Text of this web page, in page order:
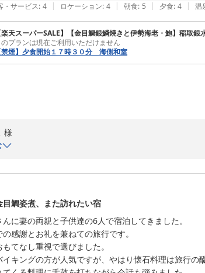
・サービス: 4 | ロケーション: 4 | 朝食: 5 | 夕食: 4 | 温
楽天スーパーSALE】【金目鯛銀鱗焼きと伊勢海老・鮑】稲取銀
のプランは現在ご利用いただけません
煙】夕食開始１７時３０分 海側和室
様
のご感想をお寄せいただきましたこと 心より御礼申
スペースにつきまして 老舗ならではの趣を感じていた
でのお飲み物や ご滞在中のサービスもお楽しみいた
ートしたい」とのお言葉は 私どもにとりまして何よ
心地よいひとときと変わらぬおもてなしをご用意し
目鯛姿煮、また訪れたい宿
に妻の両親と子供達の6人で宿泊してきました。
感謝とお礼を兼ねての旅行です。
てなし重視で選びました。
キングの方が人気ですが、やはり懐石料理は旅行の